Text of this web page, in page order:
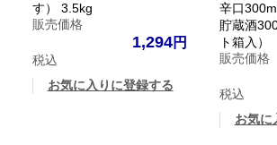
す） 3.5kg
販売価格
1,294
税込
お気に入りに登録する
辛口
貯蔵酒
ト箱入）
販売価格
税込
お気に